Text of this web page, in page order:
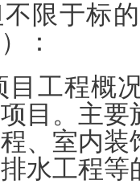
不限于标
：
目工程概
目。主
、室内
水工程等